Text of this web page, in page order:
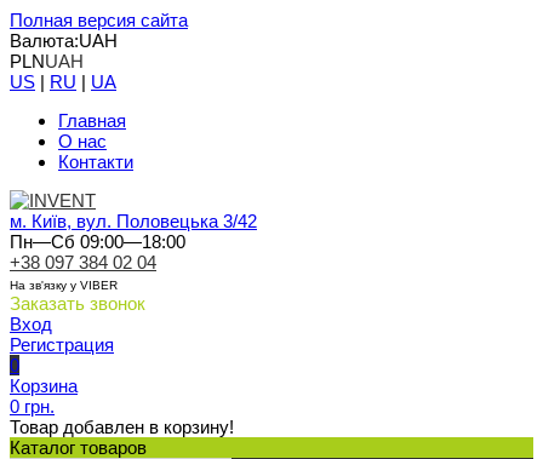
Полная версия сайта
Валюта:UAH
PLNUAH
US | RU | UA
Главная
О нас
Контакти
м. Київ, вул. Половецька 3/42
Пн—Сб 09:00—18:00
+38 097 384 02 04
На зв'язку у VIBER
Заказать звонок
Вход
Регистрация
0
Корзина
0 грн.
Товар добавлен в корзину!
Каталог товаров